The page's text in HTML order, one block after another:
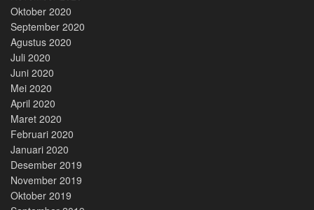
Oktober 2020
September 2020
Agustus 2020
Juli 2020
Juni 2020
Mei 2020
April 2020
Maret 2020
Februari 2020
Januari 2020
Desember 2019
November 2019
Oktober 2019